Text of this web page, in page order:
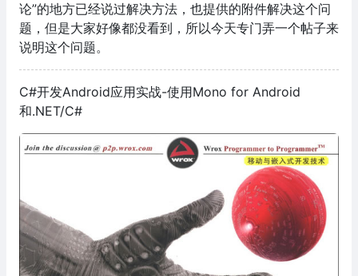
论”的地方已经说过解决方法，也提供的附件解决这个问
题，但是大家好像都没看到，所以今天专门弄一个帖子来
说明这个问题。
C#开发Android应用实战-使用Mono for Android
和.NET/C#